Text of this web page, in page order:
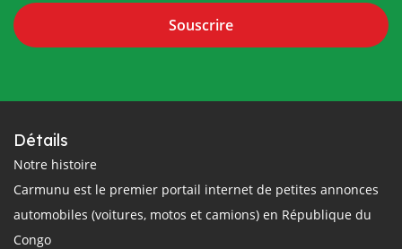
Souscrire
Détails
Notre histoire
Carmunu est le premier portail internet de petites annonces
automobiles (voitures, motos et camions) en République du
Congo